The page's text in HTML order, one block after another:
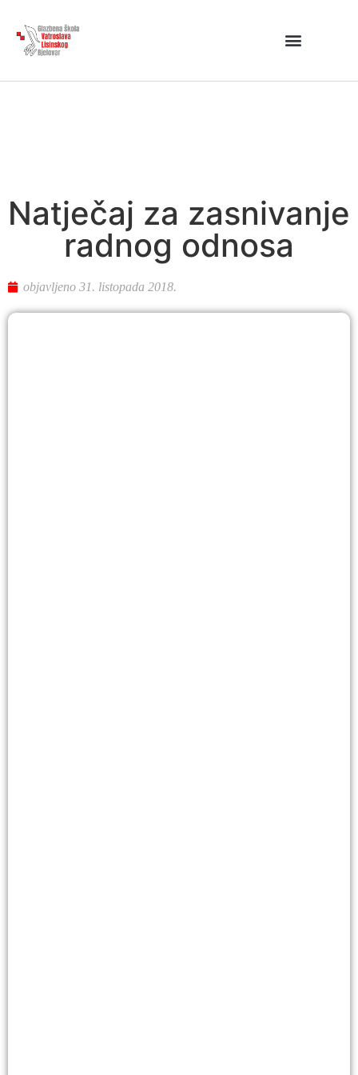
Natječaj za zasnivanje
radnog odnosa
objavljeno 31. listopada 2018.